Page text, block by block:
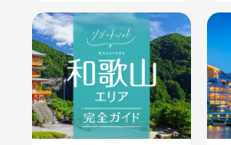
和歌山県のリゾートバイト・エ
兵